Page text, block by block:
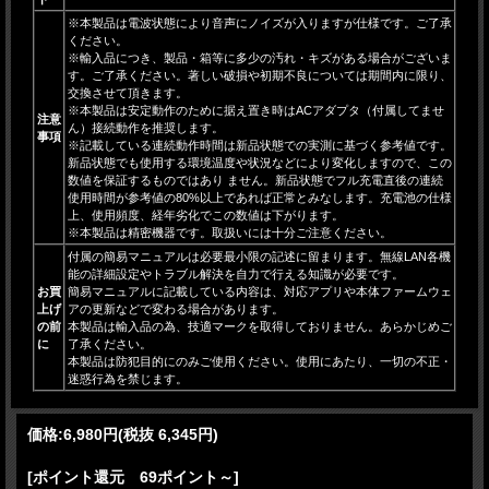
注意
事項
※本製品は電波状態により音声にノイズが入りますが仕様です。ご了承
ください。
※輸入品につき、製品・箱等に多少の汚れ・キズがある場合がございま
す。ご了承ください。著しい破損や初期不良については期間内に限り、
交換させて頂きます。
※本製品は安定動作のために据え置き時はACアダプタ（付属してませ
ん）接続動作を推奨します。
※記載している連続動作時間は新品状態での実測に基づく参考値です。
新品状態でも使用する環境温度や状況などにより変化しますので、この
数値を保証するものではあり ません。新品状態でフル充電直後の連続
使用時間が参考値の80%以上であれば正常とみなします。充電池の仕様
上、使用頻度、経年劣化でこの数値は下がります。
※本製品は精密機器です。取扱いには十分ご注意ください。
お買
上げ
の前
に
付属の簡易マニュアルは必要最小限の記述に留まります。無線LAN各機
能の詳細設定やトラブル解決を自力で行える知識が必要です。
簡易マニュアルに記載している内容は、対応アプリや本体ファームウェ
アの更新などで変わる場合があります。
本製品は輸入品の為、技適マークを取得しておりません。あらかじめご
了承ください。
本製品は防犯目的にのみご使用ください。使用にあたり、一切の不正・
迷惑行為を禁じます。
価格:6,980円(税抜 6,345円)
[ポイント還元 69ポイント～]